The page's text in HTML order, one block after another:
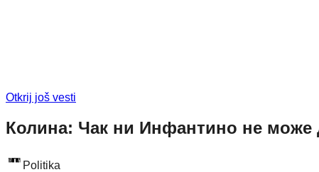
Otkrij još vesti
Колина: Чак ни Инфантино не може
Politika